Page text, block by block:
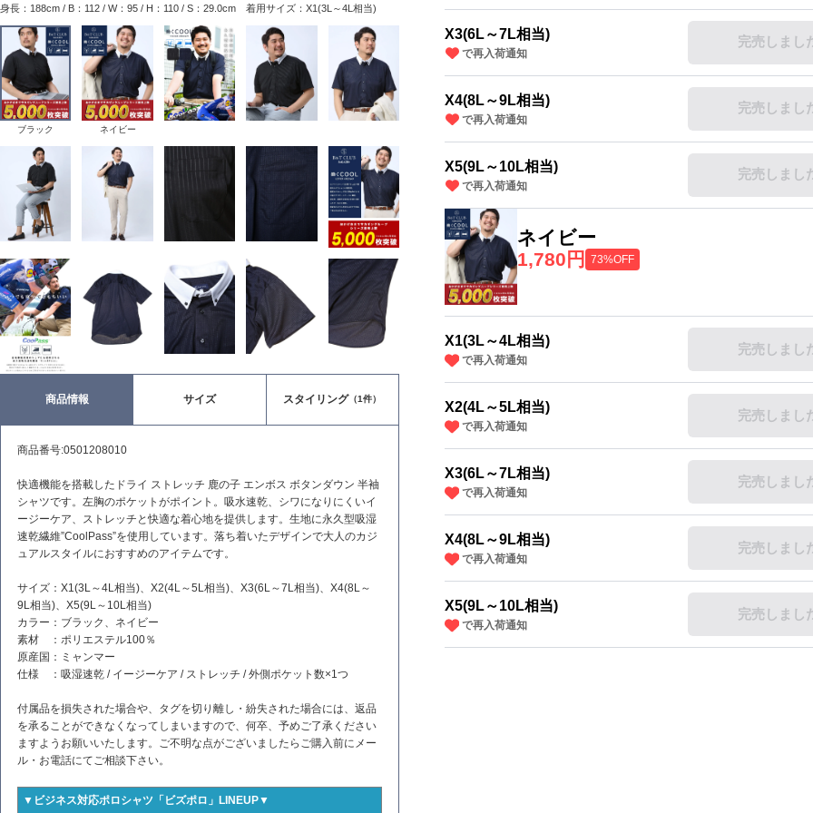
X3(6L～7L相当)
で再入荷通知
完売しまし
X4(8L～9L相当)
で再入荷通知
完売しまし
X5(9L～10L相当)
で再入荷通知
完売しまし
ネイビー
1,780円
73%OFF
X1(3L～4L相当)
で再入荷通知
完売しまし
X2(4L～5L相当)
で再入荷通知
完売しまし
X3(6L～7L相当)
で再入荷通知
完売しまし
X4(8L～9L相当)
で再入荷通知
完売しまし
X5(9L～10L相当)
で再入荷通知
完売しまし
身長：188cm / B：112 / W：95 / H：110 / S：29.0cm 着用サイズ：X1(3L～4L相当)
ブラック ネイビー
商品情報 サイズ スタイリング（1件）
商品番号:0501208010
快適機能を搭載したドライ ストレッチ 鹿の子 エンボス ボタンダウン 半袖
シャツです。左胸のポケットがポイント。吸水速乾、シワになりにくいイ
ージーケア、ストレッチと快適な着心地を提供します。生地に永久型吸湿
速乾繊維”CoolPass”を使用しています。落ち着いたデザインで大人のカジ
ュアルスタイルにおすすめのアイテムです。
サイズ：X1(3L～4L相当)、X2(4L～5L相当)、X3(6L～7L相当)、X4(8L～
9L相当)、X5(9L～10L相当)
カラー：ブラック、ネイビー
素材 ：ポリエステル100％
原産国：ミャンマー
仕様 ：吸湿速乾 / イージーケア / ストレッチ / 外側ポケット数×1つ
付属品を損失された場合や、タグを切り離し・紛失された場合には、返品
を承ることができなくなってしまいますので、何卒、予めご了承ください
ますようお願いいたします。ご不明な点がございましたらご購入前にメー
ル・お電話にてご相談下さい。
▼ビジネス対応ポロシャツ「ビズポロ」LINEUP▼